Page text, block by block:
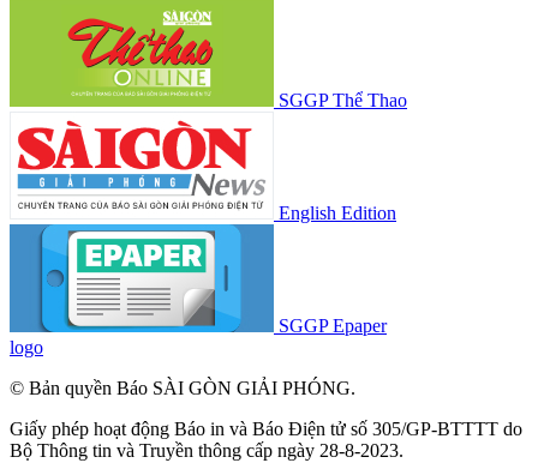
SGGP Thể Thao
English Edition
SGGP Epaper
logo
© Bản quyền Báo SÀI GÒN GIẢI PHÓNG.
Giấy phép hoạt động Báo in và Báo Điện tử số 305/GP-BTTTT do
Bộ Thông tin và Truyền thông cấp ngày 28-8-2023.